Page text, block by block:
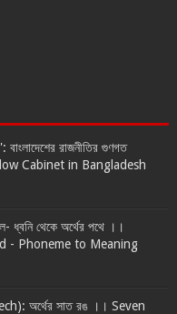
বাংলাদেশের রাজনীতির গুণগত
Cabinet in Bangladesh
ধ্বনি থেকে অর্থের পথে ।।
- Phoneme to Meaning
অর্থের সাত রঙ ।। Seven